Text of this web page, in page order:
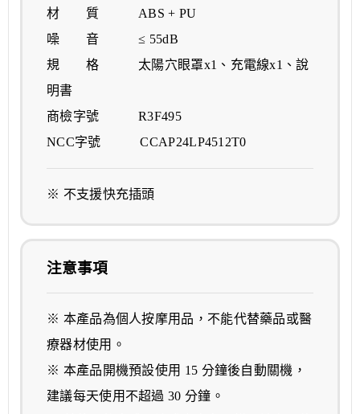
材 質 ABS + PU
噪 音 ≤ 55dB
規 格 太陽穴眼罩x1、充電線x1、說
明書
商檢字號 R3F495
NCC字號 CCAP24LP4512T0
※ 不支援快充插頭
注意事項
※ 本產品為個人按摩用品，不能代替藥品或醫
療器材使用。
※ 本產品開機預設使用 15 分鐘後自動關機，
建議每天使用不超過 30 分鐘。